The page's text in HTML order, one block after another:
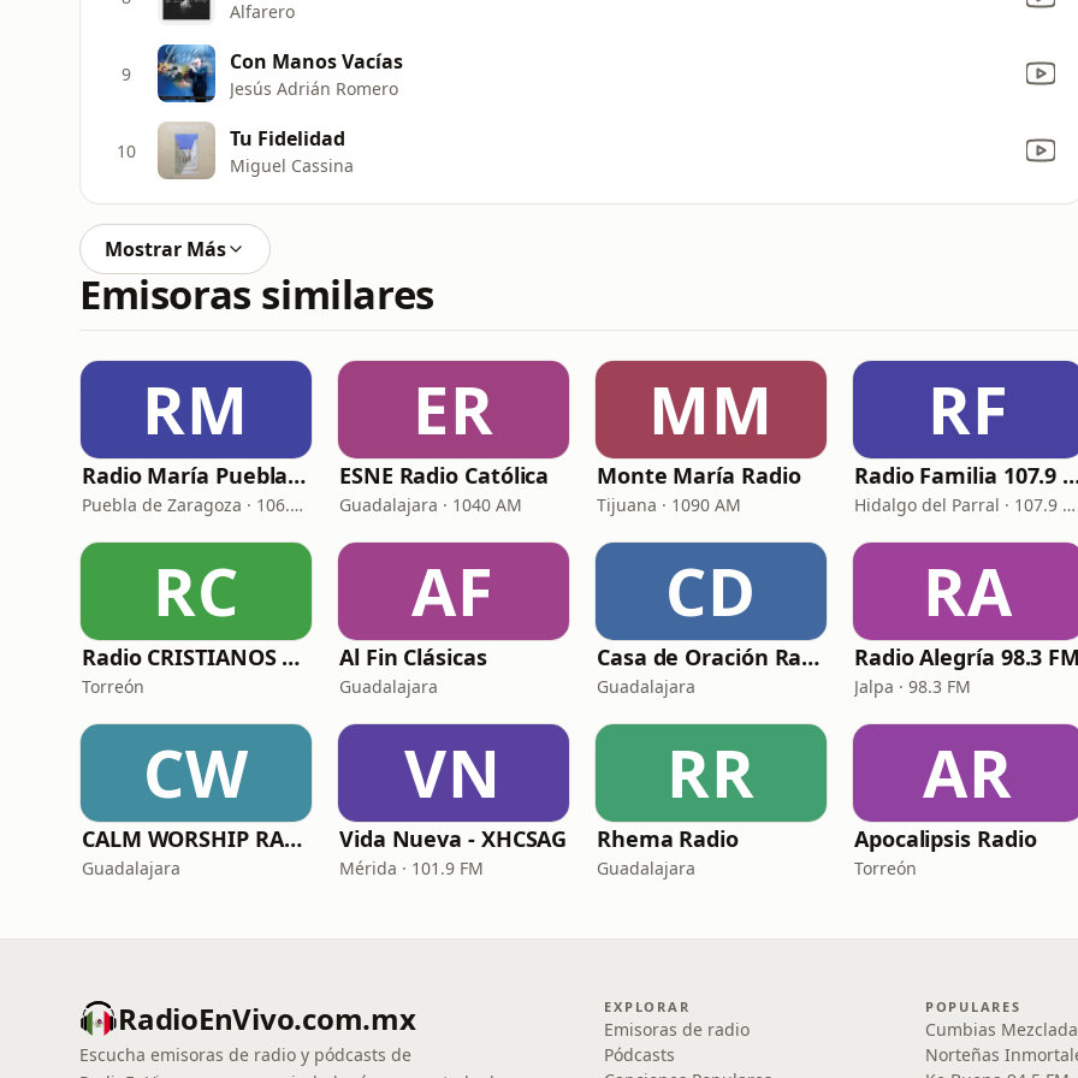
Alfarero
9 Con Manos Vacías
Jesús Adrián Romero
10 Tu Fidelidad
Miguel Cassina
Mostrar Más
Emisoras similares
RM
Radio María Puebla de Zaragoza
Puebla de Zaragoza · 106.7 FM
ER
ESNE Radio Católica
Guadalajara · 1040 AM
MM
Monte María Radio
Tijuana · 1090 AM
RF
Radio
Hidalgo del Parral · 107.9 FM
RC
Radio CRISTIANOS FM
Torreón
AF
Al Fin Clásicas
Guadalajara
CD
Casa de Oración Radio
Guadalajara
RA
Radio Alegría 98.3
Jalpa · 98.3 FM
CW
CALM WORSHIP RADIO
Guadalajara
VN
Vida Nueva - XHCSAG
Mérida · 101.9 FM
RR
Rhema Radio
Guadalajara
AR
Apocalipsis Radio
Torreón
RadioEnVivo.com.mx
Escucha emisoras de radio y pódcasts de
EXPLORAR
Emisoras de radio
Pódcasts
POPULARES
Cumbias
Norteñas